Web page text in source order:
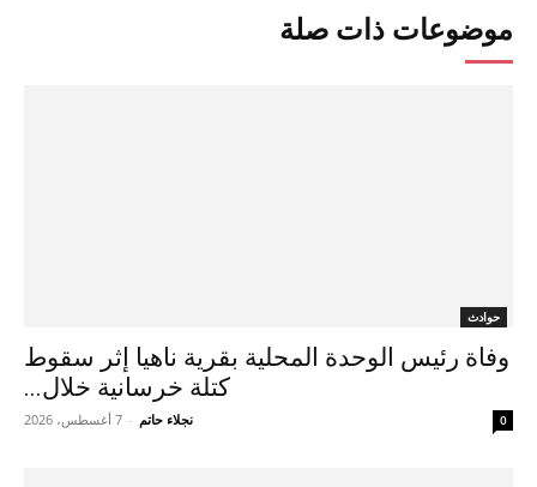
موضوعات ذات صلة
حوادث
وفاة رئيس الوحدة المحلية بقرية ناهيا إثر سقوط
كتلة خرسانية خلال...
نجلاء حاتم - 7 أغسطس، 2026 0